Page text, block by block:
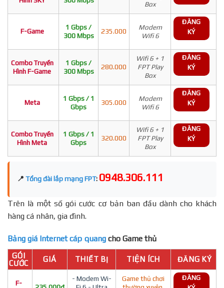
Box
F-Game
1 Gbps /
300 Mbps
235.000
Modem
Wifi 6
ĐĂNG
KÝ
Combo Truyền
Hình F-Game
1 Gbps /
300 Mbps
280.000
Wifi 6 + 1
FPT Play
Box
ĐĂNG
KÝ
Meta
1 Gbps / 1
Gbps
305.000
Modem
Wifi 6
ĐĂNG
KÝ
Combo Truyền
Hình Meta
1 Gbps / 1
Gbps
320.000
Wifi 6 + 1
FPT Play
Box
ĐĂNG
KÝ
📍 Tổng đài lắp mạng FPT: 0948.306.111
Trên là một số gói cước cơ bản ban đầu dành cho khách
hàng cá nhân, gia đình.
Bảng giá Internet cáp quang cho Game thủ
GÓI
CƯỚC
GIÁ THIẾT BỊ TIỆN ÍCH ĐĂNG KÝ
F-
- Modem Wi-
Game thủ chơi
ĐĂNG